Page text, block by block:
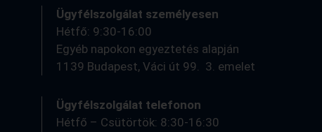
Ügyfélszolgálat személyesen
Hétfő: 9:30-16:00
Egyéb napokon egyeztetés alapján
1139 Budapest, Váci út 99. 3. emelet
Ügyfélszolgálat telefonon
Hétfő – Csütörtök: 8:30-16:30